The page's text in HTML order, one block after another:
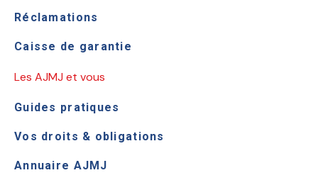
Réclamations
Caisse de garantie
Les AJMJ et vous
Guides pratiques
Vos droits & obligations
Annuaire AJMJ